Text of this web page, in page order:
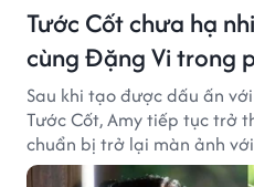
Tước Cốt chưa hạ
cùng Đặng Vi trong
Sau khi tạo được dấu ấn
Tước Cốt, Amy tiếp tục trở
chuẩn bị trở lại màn ảnh
Phổ.